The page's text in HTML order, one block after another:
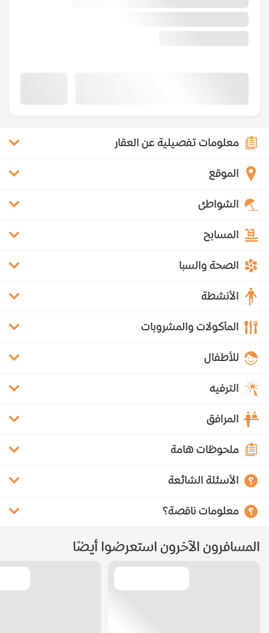
معلومات تفصيلية عن العقار
الموقع
الشواطئ
المسابح
الصحة والسبا
الأنشطة
المأكولات والمشروبات
للأطفال
الترفيه
المرافق
ملحوظات هامة
الأسئلة الشائعة
معلومات ناقصة؟
المسافرون الآخرون استعرضوا أيضًا